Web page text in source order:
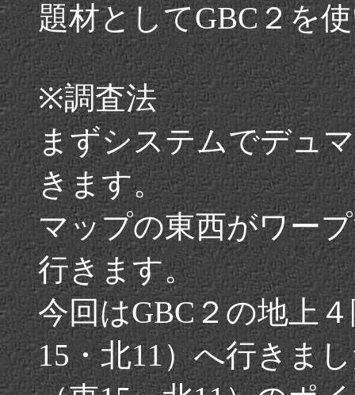
題材としてGBC２を
※調査法
まずシステムでデュ
きます。
マップの東西がワー
行きます。
今回はGBC２の地上
15・北11）へ行きま